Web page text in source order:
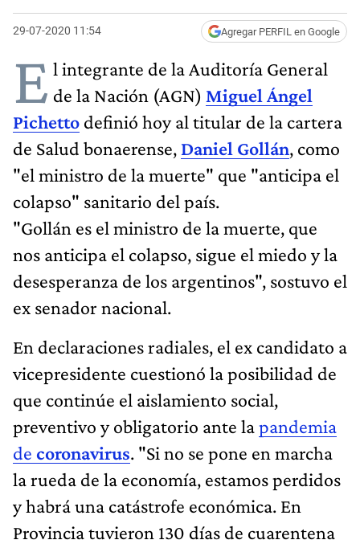
29-07-2020 11:54 Agregar PERFIL en Google
E l integrante de la Auditoría General
de la Nación (AGN) Miguel Ángel
Pichetto definió hoy al titular de la cartera
de Salud bonaerense, Daniel Gollán, como
"el ministro de la muerte" que "anticipa el
colapso" sanitario del país.
"Gollán es el ministro de la muerte, que
nos anticipa el colapso, sigue el miedo y la
desesperanza de los argentinos", sostuvo el
ex senador nacional.
En declaraciones radiales, el ex candidato a
vicepresidente cuestionó la posibilidad de
que continúe el aislamiento social,
preventivo y obligatorio ante lapandemia
de coronavirus. "Si no se pone en marcha
la rueda de la economía, estamos perdidos
y habrá una catástrofe económica. En
Provincia tuvieron 130 días de cuarentena